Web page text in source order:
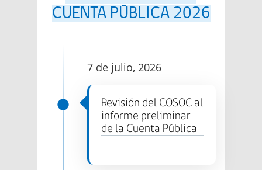
CUENTA PÚBLICA 2026
7 de julio, 2026
Revisión del COSOC al
informe preliminar
de la Cuenta Pública